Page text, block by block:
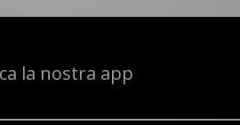
la nostra app